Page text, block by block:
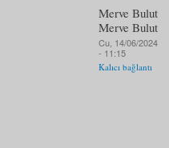
Merve Bulut
Merve Bulut
Cu, 14/06/2024
- 11:15
Kalıcı bağlantı